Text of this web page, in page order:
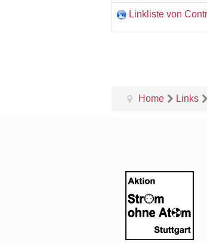
Linkliste von
Home Links